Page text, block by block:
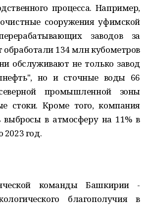
процесса. Например,
сооружения уфимской
заводов за
обработали 134 млн кубометров
обслуживают не только завод
но и сточные воды 66
промышленной зоны
стоки. Кроме того, компания
выбросы в атмосферу на 11% в
2023 год.
команды Башкирии -
благополучия в